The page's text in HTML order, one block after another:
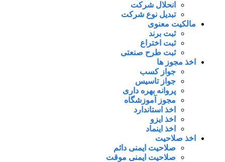
انحلال شرکت
تبدیل نوع شرکت
مالکیت معنوی
ثبت برند
ثبت اختراع
ثبت طرح صنعتی
اخذ مجوز ها
جواز کسب
جواز تاسیس
پروانه بهره داری
مجوز آموزشگاه
اخذ استاندارد
اخذ ایزو
اخذ اینماد
اخذ صلاحیت
صلاحیت ایمنی دائم
صلاحیت ایمنی موقت